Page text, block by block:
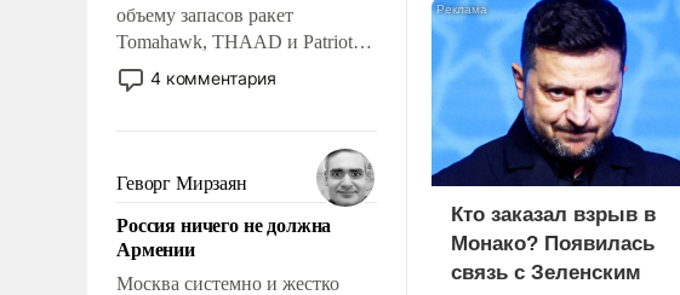
объему запасов ракет
Tomahawk, THAAD и Patriot
США потребуется более трех
лет. Даже небольшая война с
Сложившаяся ситуация
означает многолетний период
уязвимости США, например,
перед Китаем.
4 комментария
Геворг Мирзаян
Россия ничего не должна
Армении
Москва системно и жестко
Кто заказал взрыв в
Монако? Появилась
связь с Зеленским